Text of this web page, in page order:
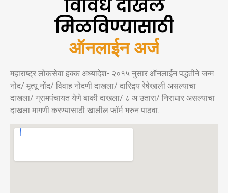
विविध दाखले
मिळविण्यासाठी
ऑनलाईन अर्ज
महाराष्ट्र लोकसेवा हक्क अध्यादेश- २०१५ नुसार ऑनलाईन पद्धतीने जन्म
नोंद/ मृत्यू नोंद/ विवाह नोंदणी दाखला/ दारिद्र्य रेषेखाली असल्याचा
दाखला/ ग्रामपंचायत येणे बाकी दाखला/ ८ अ उतारा/ निराधार असल्याचा
दाखला मागणी करण्यासाठी खालील फॉर्म भरुन पाठवा.